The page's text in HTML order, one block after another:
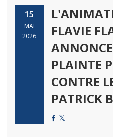
15
MAI
2026
FLAVIE
PLAINTE
CONTRE
PATRICK